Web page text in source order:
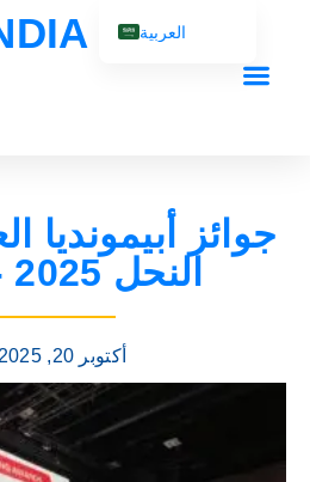
جوائز أبيمونديا
النحل 2025 - النتائج
20 أكتوبر 20, 2025
العربية
Русский